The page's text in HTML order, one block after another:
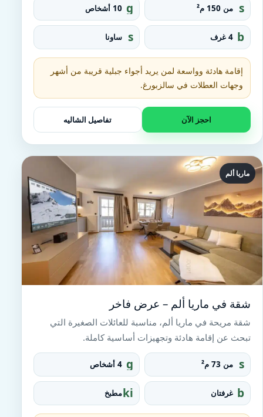
s
q
u
a
r
e_
fo
o
t
من 150 م² g
r
o
u
p
10 أشخاص
b
e
d
4 غرف s
a
u
n
ساونا
إقامة هادئة وواسعة لمن يريد أجواء جبلية قريبة من أشهر
وجهات العطلات في سالزبورغ.
احجز الآن تفاصيل الشاليه
ماريا ألم
شقة في ماريا ألم – عرض فاخر
شقة مريحة في ماريا ألم، مناسبة للعائلات الصغيرة التي
تبحث عن إقامة هادئة وتجهيزات أساسية كاملة.
s
q
u
a
r
من 73 م² g
r
o
u
p
4 أشخاص
b
e
غرفتان ki
tc
مطبخ